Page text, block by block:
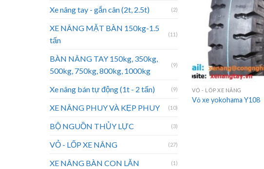
Xe nâng tay - gắn cân (2t, 2.5t) (2)
XE NÂNG MẶT BÀN 150kg-1.5
tấn
(11)
BÀN NÂNG TAY 150kg, 350kg,
500kg, 750kg, 800kg, 1000kg
(9)
Xe nâng bán tự động (1t - 2 tấn) (9)
XE NÂNG PHUY VÀ KẸP PHUY (10)
BỘ NGUỒN THỦY LỰC (3)
VỎ - LỐP XE NÂNG (27)
XE NÂNG BÀN CON LĂN (1)
VỎ - LỐP XE NÂNG
Vỏ xe yokohama Y108